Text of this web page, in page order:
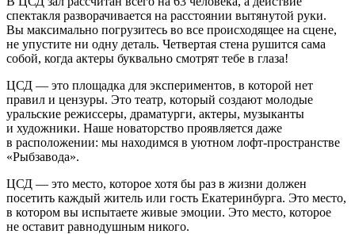
спектакля разворачивается на расстоянии вытянутой руки.
Вы максимально погрузитесь во все происходящее на сцене,
не упустите ни одну деталь. Четвертая стена рушится сама
собой, когда актеры буквально смотрят тебе в глаза!
ЦСД — это площадка для экспериментов, в которой нет
правил и цензуры. Это театр, который создают молодые
уральские режиссеры, драматурги, актеры, музыканты
и художники. Наше новаторство проявляется даже
в расположении: мы находимся в уютном лофт-пространстве
«Рыбзавода».
ЦСД — это место, которое хотя бы раз в жизни должен
посетить каждый житель или гость Екатеринбурга. Это место,
в котором вы испытаете живые эмоции. Это место, которое
не оставит равнодушным никого.